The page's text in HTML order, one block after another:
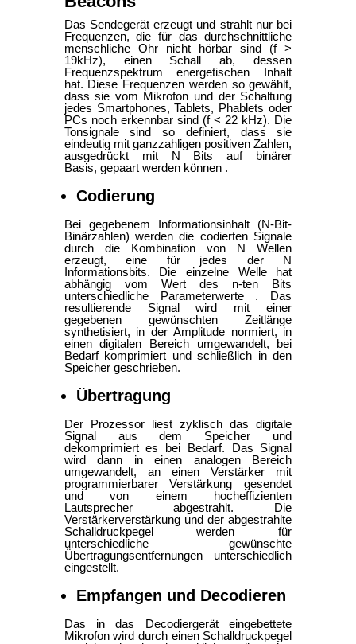
Das Sendegerät erzeugt und strahlt nur bei
Frequenzen, die für das durchschnittliche
menschliche Ohr nicht hörbar sind (f >
19kHz), einen Schall ab, dessen
Frequenzspektrum energetischen Inhalt
hat. Diese Frequenzen werden so gewählt,
dass sie vom Mikrofon und der Schaltung
jedes Smartphones, Tablets, Phablets oder
PCs noch erkennbar sind (f < 22 kHz). Die
Tonsignale sind so definiert, dass sie
eindeutig mit ganzzahligen positiven Zahlen,
ausgedrückt mit N Bits auf binärer
Basis, gepaart werden können .
Codierung
Bei gegebenem Informationsinhalt (N-Bit-
Binärzahlen) werden die codierten Signale
durch die Kombination von N Wellen
erzeugt, eine für jedes der N
Informationsbits. Die einzelne Welle hat
abhängig vom Wert des n-ten Bits
unterschiedliche Parameterwerte . Das
resultierende Signal wird mit einer
gegebenen gewünschten Zeitlänge
synthetisiert, in der Amplitude normiert, in
einen digitalen Bereich umgewandelt, bei
Bedarf komprimiert und schließlich in den
Speicher geschrieben.
Übertragung
Der Prozessor liest zyklisch das digitale
Signal aus dem Speicher und
dekomprimiert es bei Bedarf. Das Signal
wird dann in einen analogen Bereich
umgewandelt, an einen Verstärker mit
programmierbarer Verstärkung gesendet
und von einem hocheffizienten
Lautsprecher abgestrahlt. Die
Verstärkerverstärkung und der abgestrahlte
Schalldruckpegel werden für
unterschiedliche gewünschte
Übertragungsentfernungen unterschiedlich
eingestellt.
Empfangen und Decodieren
Das in das Decodiergerät eingebettete
Mikrofon wird durch einen Schalldruckpegel